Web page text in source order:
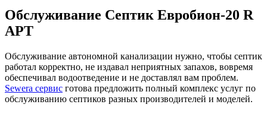
Обслуживание Септик Евробион-20 R
АРТ
Обслуживание автономной канализации нужно, чтобы септик
работал корректно, не издавал неприятных запахов, вовремя
обеспечивал водоотведение и не доставлял вам проблем.
Sewera сервис готова предложить полный комплекс услуг по
обслуживанию септиков разных производителей и моделей.